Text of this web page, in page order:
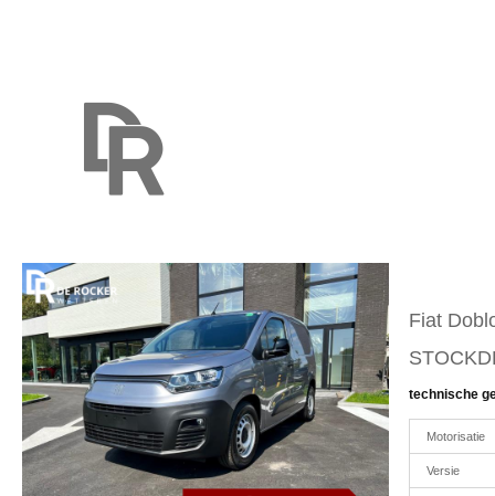
Fiat
technische
Motorisatie
Versie